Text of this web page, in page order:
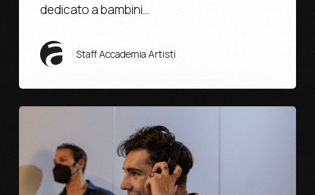
dedicato a bambini…
Staff Accademia Artisti